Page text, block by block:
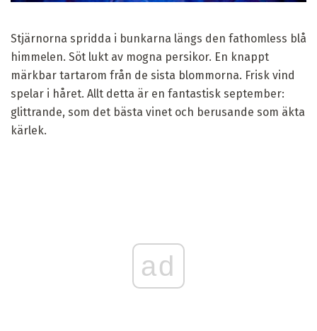
Stjärnorna spridda i bunkarna längs den fathomless blå
himmelen. Söt lukt av mogna persikor. En knappt
märkbar tartarom från de sista blommorna. Frisk vind
spelar i håret. Allt detta är en fantastisk september:
glittrande, som det bästa vinet och berusande som äkta
kärlek.
ad